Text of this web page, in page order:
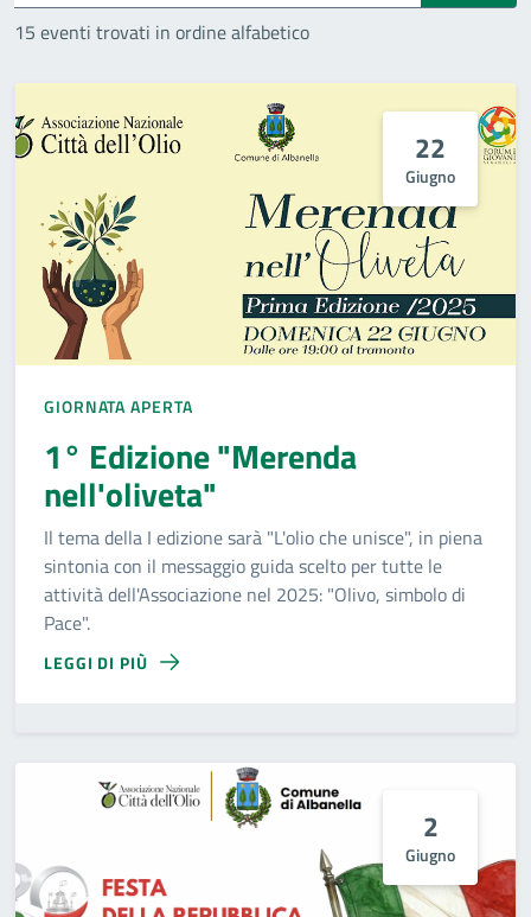
15 eventi trovati in ordine alfabetico
22
Giugno
GIORNATA APERTA
1° Edizione "Merenda
nell'oliveta"
Il tema della I edizione sarà "L'olio che unisce", in piena
sintonia con il messaggio guida scelto per tutte le
attività dell'Associazione nel 2025: "Olivo, simbolo di
Pace".
LEGGI DI PIÙ
2
Giugno